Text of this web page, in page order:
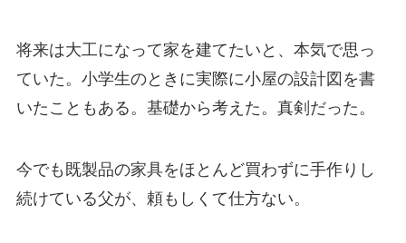
将来は大工になって家を建てたいと、本気で思っ
ていた。小学生のときに実際に小屋の設計図を書
いたこともある。基礎から考えた。真剣だった。
今でも既製品の家具をほとんど買わずに手作りし
続けている父が、頼もしくて仕方ない。